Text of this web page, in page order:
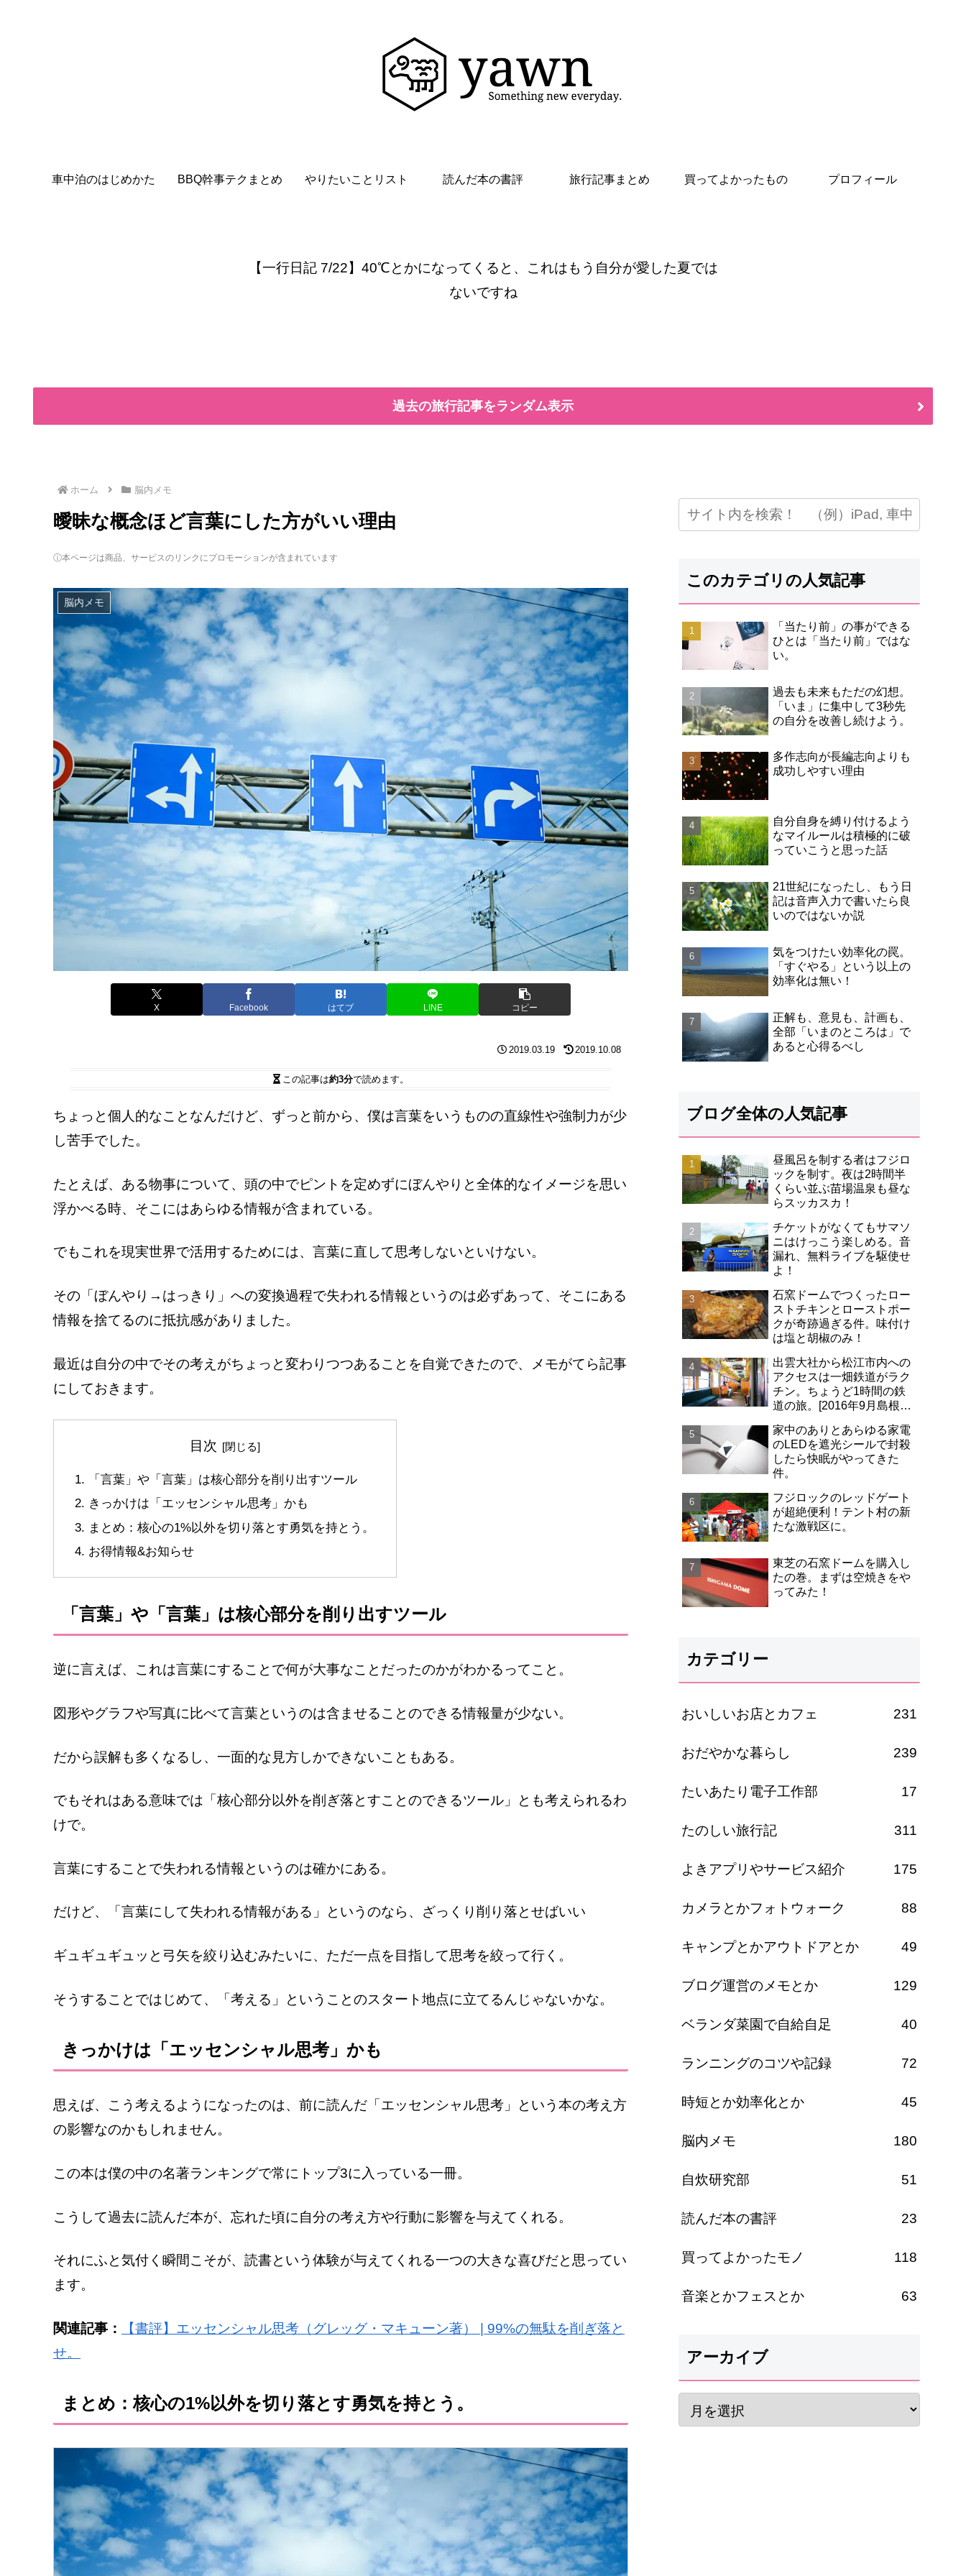
車中泊のはじめかた BBQ幹事テクまとめ やりたいことリスト 読んだ本の書評 旅行記事まとめ 買ってよかったもの プロフィール
【一行日記 7/22】40℃とかになってくると、これはもう自分が愛した夏では
ないですね
過去の旅行記事をランダム表示
ホーム 脳内メモ
曖昧な概念ほど言葉にした方がいい理由
ⓘ本ページは商品、サービスのリンクにプロモーションが含まれています
脳内メモ
X Facebook はてブ LINE コピー
2019.03.19 2019.10.08
この記事は約3分で読めます。
ちょっと個人的なことなんだけど、ずっと前から、僕は言葉をいうものの直線性や強制力が少
し苦手でした。
たとえば、ある物事について、頭の中でピントを定めずにぼんやりと全体的なイメージを思い
浮かべる時、そこにはあらゆる情報が含まれている。
でもこれを現実世界で活用するためには、言葉に直して思考しないといけない。
その「ぼんやり→はっきり」への変換過程で失われる情報というのは必ずあって、そこにある
情報を捨てるのに抵抗感がありました。
最近は自分の中でその考えがちょっと変わりつつあることを自覚できたので、メモがてら記事
にしておきます。
目次
「言葉」や「言葉」は核心部分を削り出すツール
きっかけは「エッセンシャル思考」かも
まとめ：核心の1%以外を切り落とす勇気を持とう。
お得情報&お知らせ
「言葉」や「言葉」は核心部分を削り出すツール
逆に言えば、これは言葉にすることで何が大事なことだったのかがわかるってこと。
図形やグラフや写真に比べて言葉というのは含ませることのできる情報量が少ない。
だから誤解も多くなるし、一面的な見方しかできないこともある。
でもそれはある意味では「核心部分以外を削ぎ落とすことのできるツール」とも考えられるわ
けで。
言葉にすることで失われる情報というのは確かにある。
だけど、「言葉にして失われる情報がある」というのなら、ざっくり削り落とせばいい
ギュギュギュッと弓矢を絞り込むみたいに、ただ一点を目指して思考を絞って行く。
そうすることではじめて、「考える」ということのスタート地点に立てるんじゃないかな。
きっかけは「エッセンシャル思考」かも
思えば、こう考えるようになったのは、前に読んだ「エッセンシャル思考」という本の考え方
の影響なのかもしれません。
この本は僕の中の名著ランキングで常にトップ3に入っている一冊。
こうして過去に読んだ本が、忘れた頃に自分の考え方や行動に影響を与えてくれる。
それにふと気付く瞬間こそが、読書という体験が与えてくれる一つの大きな喜びだと思ってい
ます。
関連記事：
【書評】エッセンシャル思考（グレッグ・マキューン著） | 99%の無駄を削ぎ落と
せ。
まとめ：核心の1%以外を切り落とす勇気を持とう。
このカテゴリの人気記事
「当たり前」の事ができる
ひとは「当たり前」ではな
い。
過去も未来もただの幻想。
「いま」に集中して3秒先
の自分を改善し続けよう。
多作志向が長編志向よりも
成功しやすい理由
自分自身を縛り付けるよう
なマイルールは積極的に破
っていこうと思った話
21世紀になったし、もう日
記は音声入力で書いたら良
いのではないか説
気をつけたい効率化の罠。
「すぐやる」という以上の
効率化は無い！
正解も、意見も、計画も、
全部「いまのところは」で
あると心得るべし
ブログ全体の人気記事
昼風呂を制する者はフジロ
ックを制す。夜は2時間半
くらい並ぶ苗場温泉も昼な
らスッカスカ！
チケットがなくてもサマソ
ニはけっこう楽しめる。音
漏れ、無料ライブを駆使せ
よ！
石窯ドームでつくったロー
ストチキンとローストポー
クが奇跡過ぎる件。味付け
は塩と胡椒のみ！
出雲大社から松江市内への
アクセスは一畑鉄道がラク
チン。ちょうど1時間の鉄
道の旅。[2016年9月島根旅
家中のありとあらゆる家電
のLEDを遮光シールで封殺
したら快眠がやってきた
件。
フジロックのレッドゲート
が超絶便利！テント村の新
たな激戦区に。
東芝の石窯ドームを購入し
たの巻。まずは空焼きをや
ってみた！
カテゴリー
おいしいお店とカフェ 231
おだやかな暮らし 239
たいあたり電子工作部 17
たのしい旅行記 311
よきアプリやサービス紹介 175
カメラとかフォトウォーク 88
キャンプとかアウトドアとか 49
ブログ運営のメモとか 129
ベランダ菜園で自給自足 40
ランニングのコツや記録 72
時短とか効率化とか 45
脳内メモ 180
自炊研究部 51
読んだ本の書評 23
買ってよかったモノ 118
音楽とかフェスとか 63
アーカイブ